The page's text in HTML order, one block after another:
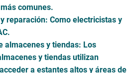
comunes.
reparación: Como electricistas y
almacenes y tiendas: Los
y tiendas utilizan
a estantes altos y áreas de